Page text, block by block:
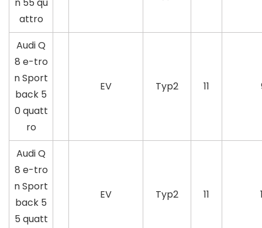
attro
Audi Q
8 e-tro
n Sport
back 5
0 quatt
ro
EV Typ2 11
Audi Q
8 e-tro
n Sport
back 5
5 quatt
EV Typ2 11